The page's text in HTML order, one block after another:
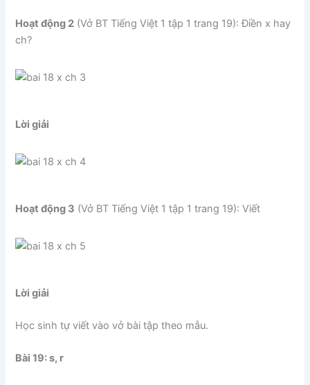
Hoạt động 2 (Vở BT Tiếng Việt 1 tập 1 trang 19): Điền x hay
ch?
Lời giải
Hoạt động 3 (Vở BT Tiếng Việt 1 tập 1 trang 19): Viết
Lời giải
Học sinh tự viết vào vở bài tập theo mẫu.
Bài 19: s, r